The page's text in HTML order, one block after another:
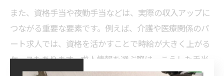
また、資格手当や夜勤手当などは、実際の収入アップに
つながる重要な要素です。例えば、介護や医療関係のパ
ート求人では、資格を活かすことで時給が大きく上がる
ケースもあります。求人情報を選ぶ際は、こうした手当